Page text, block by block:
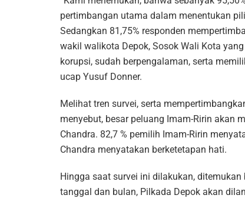
pertimbangan utama dalam menentukan
Sedangkan 81,75% responden
wakil walikota Depok, Sosok Wali Kota
korupsi, sudah berpengalaman, serta
ucap Yusuf Donner.
Melihat tren survei, serta
menyebut, besar peluang Imam-Ririn akan
Chandra. 82,7 % pemilih Imam-Ririn
Chandra menyatakan berketetapan hati.
Hingga saat survei ini dilakukan,
tanggal dan bulan, Pilkada Depok akan